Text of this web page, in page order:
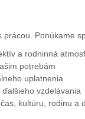
prácou. Ponúkame
a rodninná
potrebám
uplatnenia
vzdelávania
kultúru, rodinu a